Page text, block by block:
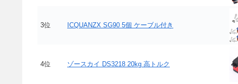
3位 ICQUANZX SG90 5個 ケーブル付き
4位 ゾースカイ DS3218 20kg 高トルク